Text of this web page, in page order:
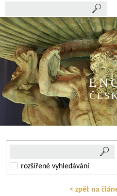
rozšířené vyhledávání
< zpět na